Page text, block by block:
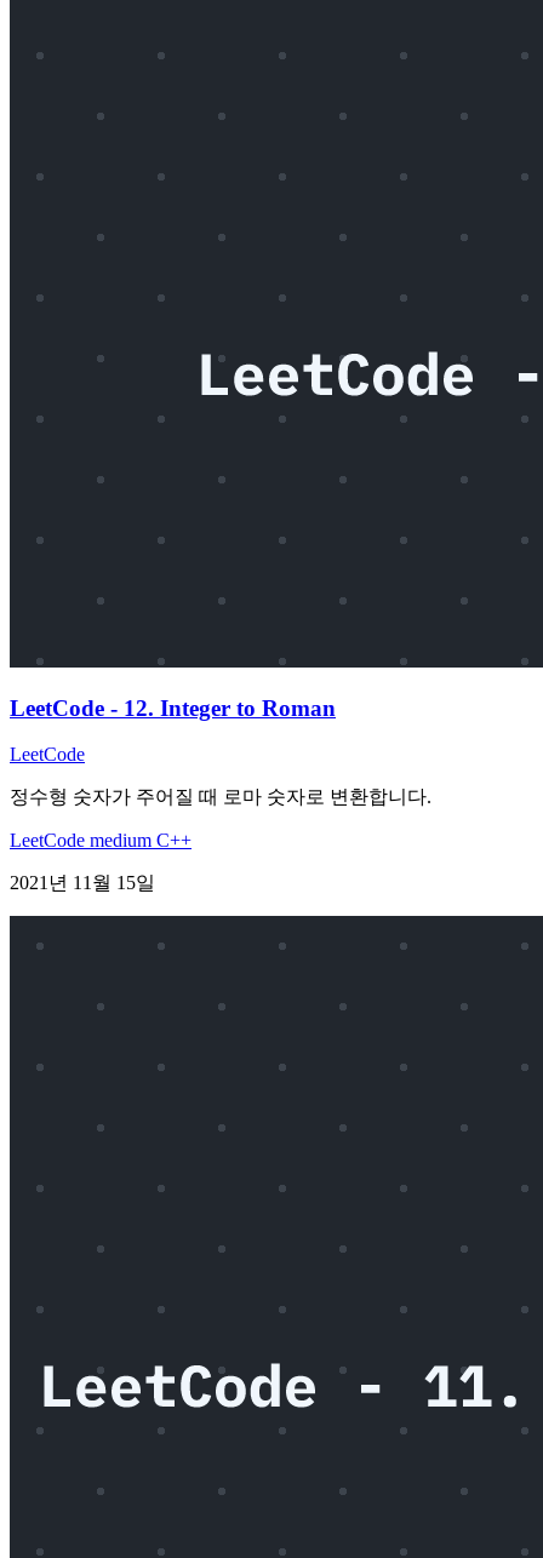
LeetCode - 12. Integer to Roman
LeetCode
정수형 숫자가 주어질 때 로마 숫자로 변환합니다.
LeetCode medium C++
2021년 11월 15일